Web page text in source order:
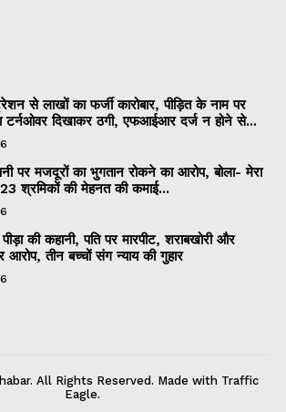
से लाखों का फर्जी कारोबार, पीड़ित के नाम पर
दिखाकर ठगी, एफआईआर दर्ज न होने से...
पर मजदूरों का भुगतान रोकने का आरोप, बोला- मेरा
श्रमिकों की मेहनत की कमाई...
की कहानी, पति पर मारपीट, शराबखोरी और
तीन बच्चों संग न्याय की गुहार
All Rights Reserved. Made with Traffic
Eagle.